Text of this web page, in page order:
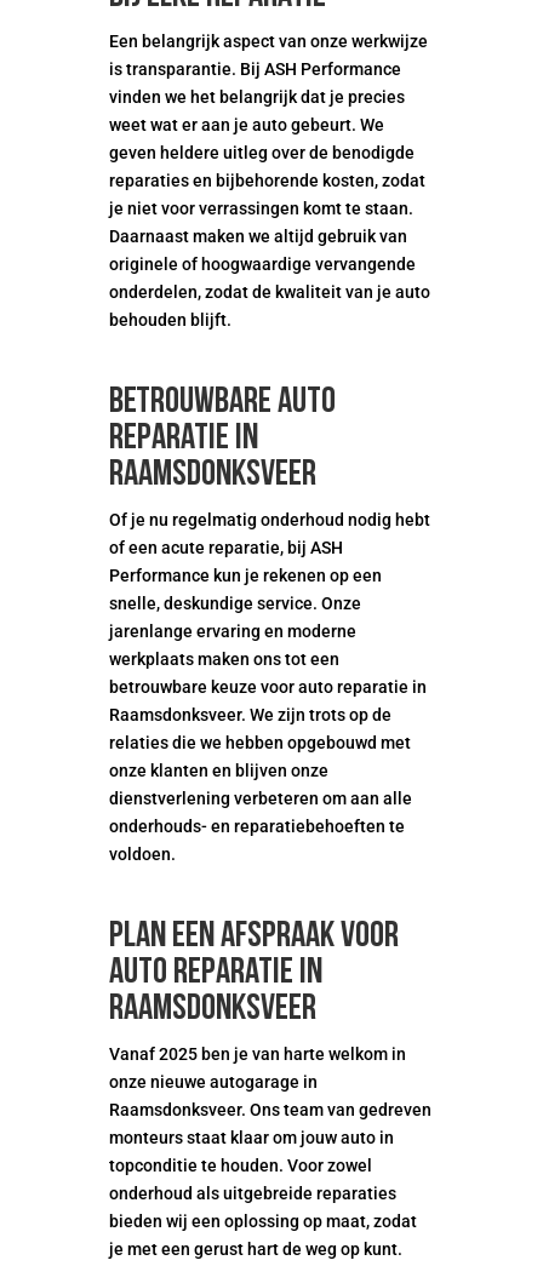
Een belangrijk aspect van onze werkwijze
is transparantie. Bij ASH Performance
vinden we het belangrijk dat je precies
weet wat er aan je auto gebeurt. We
geven heldere uitleg over de benodigde
reparaties en bijbehorende kosten, zodat
je niet voor verrassingen komt te staan.
Daarnaast maken we altijd gebruik van
originele of hoogwaardige vervangende
onderdelen, zodat de kwaliteit van je auto
behouden blijft.
Betrouwbare auto
reparatie in
Raamsdonksveer
Of je nu regelmatig onderhoud nodig hebt
of een acute reparatie, bij ASH
Performance kun je rekenen op een
snelle, deskundige service. Onze
jarenlange ervaring en moderne
werkplaats maken ons tot een
betrouwbare keuze voor auto reparatie in
Raamsdonksveer. We zijn trots op de
relaties die we hebben opgebouwd met
onze klanten en blijven onze
dienstverlening verbeteren om aan alle
onderhouds- en reparatiebehoeften te
voldoen.
Plan een afspraak voor
auto reparatie in
Raamsdonksveer
Vanaf 2025 ben je van harte welkom in
onze nieuwe autogarage in
Raamsdonksveer. Ons team van gedreven
monteurs staat klaar om jouw auto in
topconditie te houden. Voor zowel
onderhoud als uitgebreide reparaties
bieden wij een oplossing op maat, zodat
je met een gerust hart de weg op kunt.